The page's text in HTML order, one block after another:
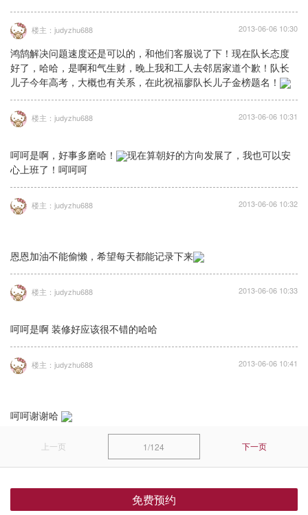
楼主：judyzhu688 2013-06-06 10:30
鸿鹄解决问题速度还是可以的，和他们客服说了下！现在队长态度
好了，哈哈，是啊和气生财，晚上我和工人去邻居家道个歉！队长
儿子今年高考，大概也有关系，在此祝福廖队长儿子金榜题名！
楼主：judyzhu688 2013-06-06 10:31
呵呵是啊，好事多磨哈！
现在算朝好的方向发展了，我也可以安
心上班了！呵呵呵
楼主：judyzhu688 2013-06-06 10:32
恩恩加油不能偷懒，希望每天都能记录下来
楼主：judyzhu688 2013-06-06 10:33
呵呵是啊 装修好应该很不错的哈哈
楼主：judyzhu688 2013-06-06 10:41
呵呵谢谢哈
上一页 1/124 下一页
免费预约